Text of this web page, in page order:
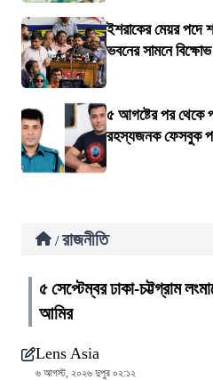
ইশরাকের মেয়র পদে
ভবনের সামনে বিক্ষোভ
৫ আগষ্টের পর থেকে
রহস্যজনক ফেসবুক
/ রাজনীতি
৫ সেপ্টেম্বর ঢাকা-চট্টগ্রাম
আমির
Lens Asia
৬ আগস্ট, ২০২৬ দুপুর ০২:১২